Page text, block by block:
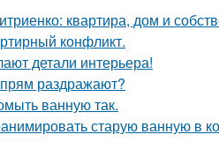
квартира, дом и
конфликт.
детали интерьера!
раздражают?
ванную так.
старую ванную в